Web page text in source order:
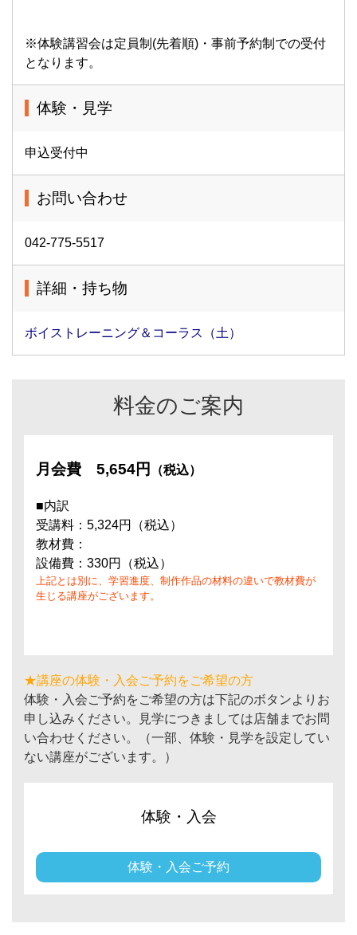
※体験講習会は定員制(先着順)・事前予約制での受付
となります。
体験・見学
申込受付中
お問い合わせ
042-775-5517
詳細・持ち物
ボイストレーニング＆コーラス（土）
料金のご案内
月会費 5,654円 （税込）
■内訳
受講料：5,324円（税込）
教材費：
設備費：330円（税込）
上記とは別に、学習進度、制作作品の材料の違いで教材費が
生じる講座がございます。
★講座の体験・入会ご予約をご希望の方
体験・入会ご予約をご希望の方は下記のボタンよりお
申し込みください。見学につきましては店舗までお問
い合わせください。（一部、体験・見学を設定してい
ない講座がございます。）
体験・入会
体験・入会ご予約